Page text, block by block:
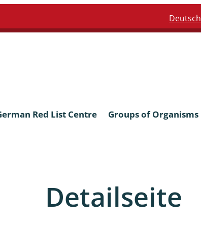
Deutsch
Red List Centre Groups of Organisms
& Asellota
Bacillariophyta
Detailseite